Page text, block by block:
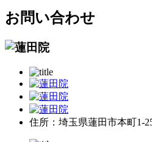
お問い合わせ
住所：埼玉県蓮田市本町1-